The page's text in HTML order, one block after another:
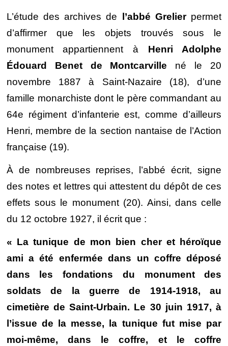
L’étude des archives de l’abbé Grelierpermet
d’affirmer que les objets trouvés sous le
monument appartiennent à Henri Adolphe
Édouard Benet de Montcarville né le 20
novembre 1887 à Saint-Nazaire (18), d’une
famille monarchiste dont le père commandant au
64e régiment d’infanterie est, comme d’ailleurs
Henri, membre de la section nantaise de l’Action
française (19).
À de nombreuses reprises, l’abbé écrit, signe
des notes et lettres qui attestent du dépôt de ces
effets sous le monument (20). Ainsi, dans celle
du 12 octobre 1927, il écrit que :
« La tunique de mon bien cher et héroïque
ami a été enfermée dans un coffre déposé
dans les fondations du monument des
soldats de la guerre de 1914-1918, au
cimetière de Saint-Urbain. Le 30 juin 1917, à
l’issue de la messe, la tunique fut mise par
moi-même, dans le coffre, et le coffre